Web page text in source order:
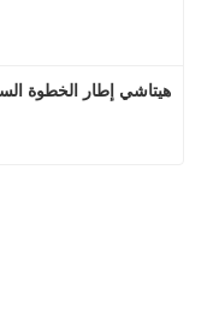
هيتاشي إطار الخطوة